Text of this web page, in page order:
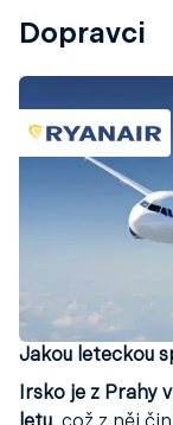
Dopravci
Jakou leteckou
Irsko je z Prahy